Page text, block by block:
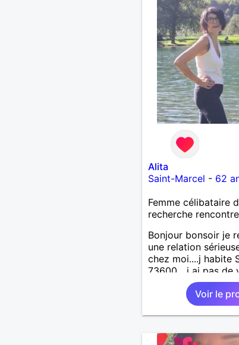
Alita
Saint-Marcel - 62
Femme célibataire
recherche
Bonjour bonsoir je
une relation
chez moi....j habite
73600....j ai pas de
50km ... quelqu'un
entre 55 et 64
de préférence
qui n aurait garder
ex...si vous
Voir le